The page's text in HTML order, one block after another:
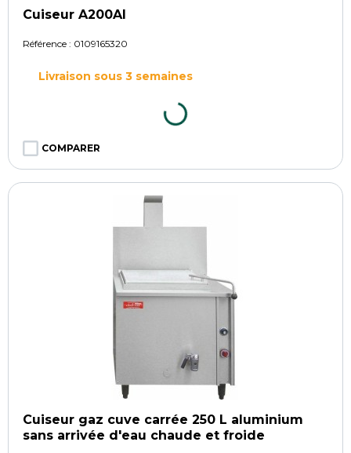
Cuiseur A200AI
Référence : 0109165320
Livraison sous 3 semaines
COMPARER
Cuiseur gaz cuve carrée 250 L aluminium
sans arrivée d'eau chaude et froide